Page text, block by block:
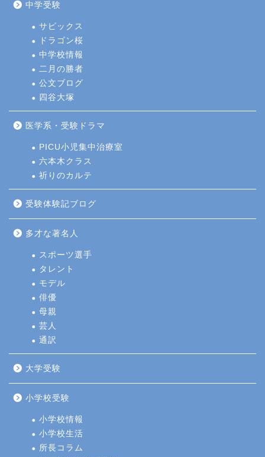
中学受験
サピックス
ドラゴン桜
中学校情報
二月の勝者
公文ブログ
四谷大塚
医学系・受験ドラマ
PICU小児集中治療室
六本木クラス
祈りのカルテ
受験体験記ブログ
多才な著名人
スポーツ選手
タレント
モデル
俳優
母親
芸人
通訳
大学受験
小学校受験
小学校情報
小学校生活
所長コラム